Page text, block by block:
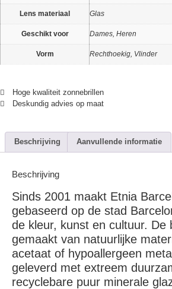
Lens materiaal Glas
Geschikt voor Dames, Heren
Vorm Rechthoekig, Vlinder
Hoge kwaliteit zonnebrillen
Deskundig advies op maat
Beschrijving Aanvullende informatie
Beschrijving
Sinds 2001 maakt Etnia
gebaseerd op de stad
de kleur, kunst en cultuur. De
gemaakt van natuurlijke
acetaat of hypoallergeen
geleverd met extreem
recyclebare puur minerale